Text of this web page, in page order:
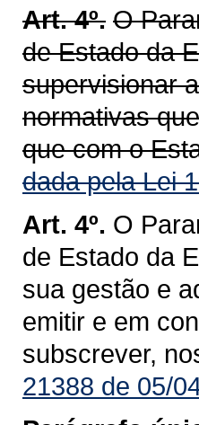
Art. 4º. O
de Estado da
supervisionar
normativas
que com o
dada pela Lei
Art. 4º. O
de Estado da
sua gestão e
emitir e em
subscrever,
21388 de 05/